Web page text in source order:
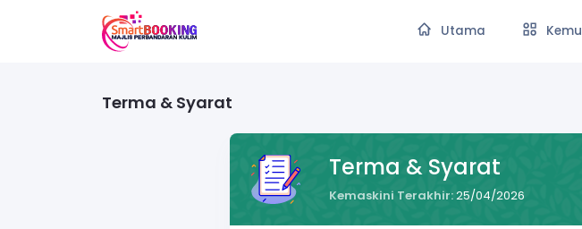
Utama
Terma & Syarat
Terma & Syarat
Kemaskini Terakhir:25/04/2026